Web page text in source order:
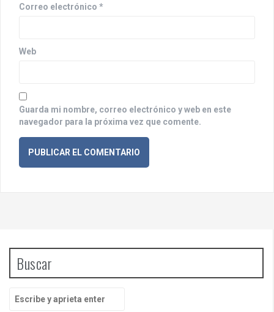
r
a
d
s
Correo electrónico *
Web
Guarda mi nombre, correo electrónico y web en este
navegador para la próxima vez que comente.
Buscar